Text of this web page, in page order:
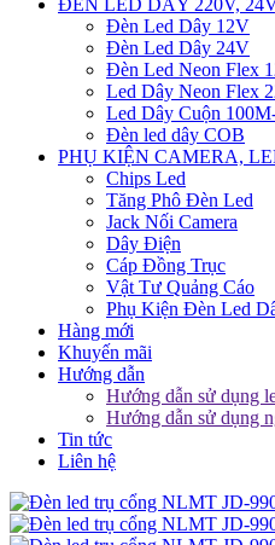
ĐÈN LED DÂY 220V,
Đèn Led Dây 12V
Đèn Led Dây 24V
Đèn Led Neon Flex
Led Dây Neon Flex
Led Dây Cuộn
Đèn led dây COB
PHỤ KIỆN CAMERA,
Chips Led
Tăng Phô Đèn Led
Jack Nối Camera
Dây Điện
Cáp Đồng Trục
Vật Tư Quảng Cáo
Phụ Kiện Đèn Led
Hàng mới
Khuyến mãi
Hướng dẫn
Hướng dẫn sử dụng
Hướng dẫn sử dụng
Tin tức
Liên hệ